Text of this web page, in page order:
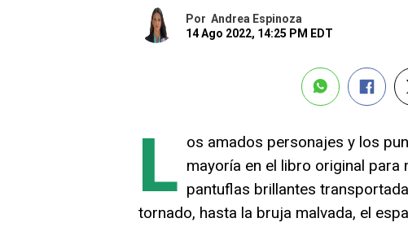
Por Andrea Espinoza
14 Ago 2022, 14:25 PM EDT
L os amados personajes y los
mayoría en el libro original para
pantuflas brillantes
tornado, hasta la bruja malvada, el